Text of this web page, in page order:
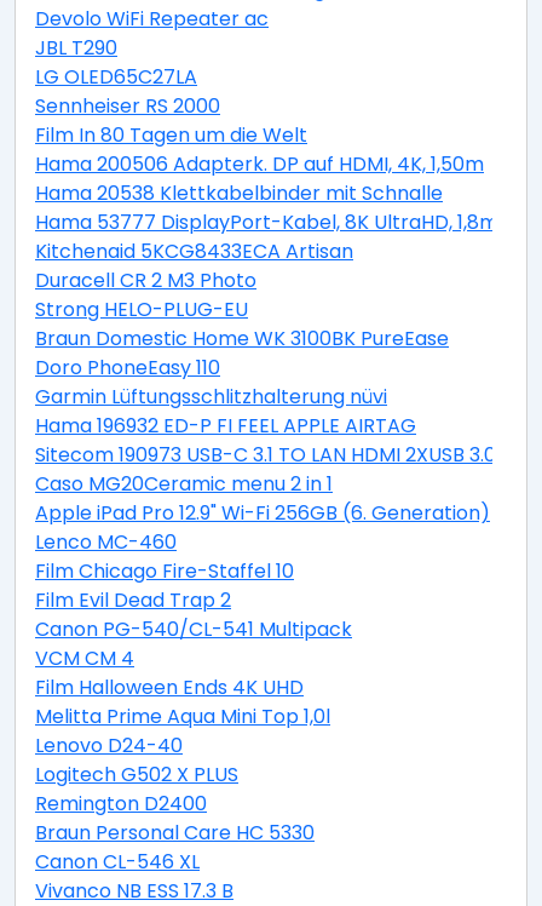
Devolo WiFi Repeater ac
JBL T290
LG OLED65C27LA
Sennheiser RS 2000
Film In 80 Tagen um die Welt
Hama 200506 Adapterk. DP auf HDMI, 4K, 1,50m
Hama 20538 Klettkabelbinder mit Schnalle
Hama 53777 DisplayPort-Kabel, 8K UltraHD, 1,8m
Kitchenaid 5KCG8433ECA Artisan
Duracell CR 2 M3 Photo
Strong HELO-PLUG-EU
Braun Domestic Home WK 3100BK PureEase
Doro PhoneEasy 110
Garmin Lüftungsschlitzhalterung nüvi
Hama 196932 ED-P FI FEEL APPLE AIRTAG
Sitecom 190973 USB-C 3.1 TO LAN HDMI 2XUSB 3.0 PD
Caso MG20Ceramic menu 2 in 1
Apple iPad Pro 12.9" Wi-Fi 256GB (6. Generation)
Lenco MC-460
Film Chicago Fire-Staffel 10
Film Evil Dead Trap 2
Canon PG-540/CL-541 Multipack
VCM CM 4
Film Halloween Ends 4K UHD
Melitta Prime Aqua Mini Top 1,0l
Lenovo D24-40
Logitech G502 X PLUS
Remington D2400
Braun Personal Care HC 5330
Canon CL-546 XL
Vivanco NB ESS 17.3 B